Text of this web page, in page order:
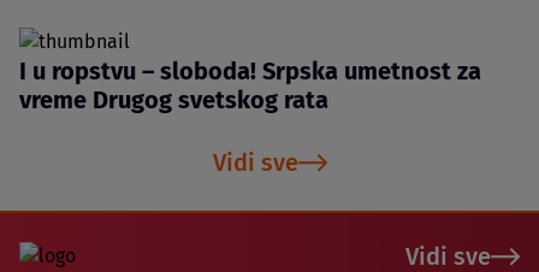
I u ropstvu – sloboda! Srpska umetnost za
vreme Drugog svetskog rata
Vidi sve
Vidi sve